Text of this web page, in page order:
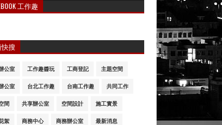
工作趣
搜
公室 工作趣醬玩 工商登記 主題空間
公室 台北工作趣 台南工作趣 共同工作
間 共享辦公室 空間設計 施工實景
絮 商務中心 商務辦公室 最新消息